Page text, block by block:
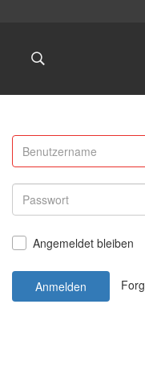
Angemeldet bleiben
Anmelden